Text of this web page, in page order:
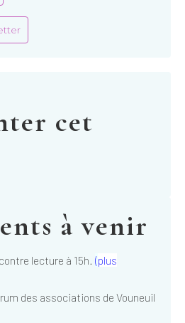
cet
à venir
lecture à 15h. (plus
des associations de Vouneuil